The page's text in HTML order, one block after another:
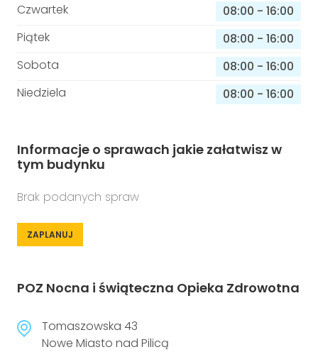
Czwartek
08:00 - 16:00
Piątek
08:00 - 16:00
Sobota
08:00 - 16:00
Niedziela
08:00 - 16:00
Informacje o sprawach jakie załatwisz w
tym budynku
Brak podanych spraw
ZAPLANUJ
POZ Nocna i świąteczna Opieka Zdrowotna
Tomaszowska 43
Nowe Miasto nad Pilicą